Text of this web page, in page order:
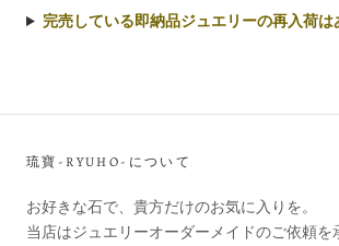
完売している即納品ジュエリーの再入荷は
琉寶-RYUHO-について
お好きな石で、貴方だけのお気に入りを。
当店はジュエリーオーダーメイドのご依頼を